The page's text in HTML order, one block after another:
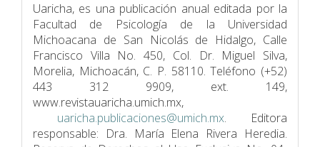
Uaricha, es una publicación anual editada por la
Facultad de Psicologí­a de la Universidad
Michoacana de San Nicolás de Hidalgo, Calle
Francisco Villa No. 450, Col. Dr. Miguel Silva,
Morelia, Michoacán, C. P. 58110. Teléfono (+52)
443 312 9909, ext. 149,
www.revistauaricha.umich.mx,
uaricha.publicaciones@umich.mx. Editora
responsable: Dra. María Elena Rivera Heredia.